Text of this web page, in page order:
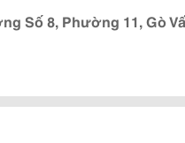
Số 8, Phường 11, Gò